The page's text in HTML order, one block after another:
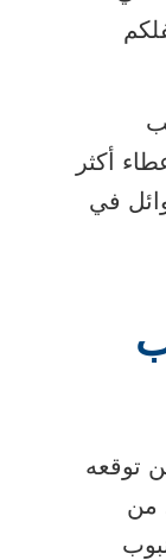
أكثر
في
توقعه
من